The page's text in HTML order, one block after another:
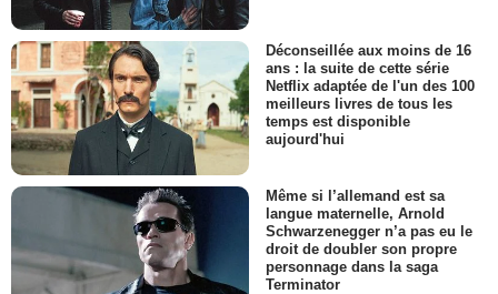
Déconseillée aux moins de 16
ans : la suite de cette série
Netflix adaptée de l'un des 100
meilleurs livres de tous les
temps est disponible
aujourd'hui
Même si l’allemand est sa
langue maternelle, Arnold
Schwarzenegger n’a pas eu le
droit de doubler son propre
personnage dans la saga
Terminator